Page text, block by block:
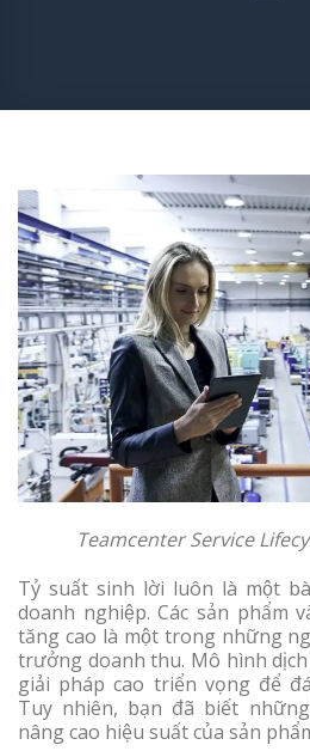
Teamcenter Service
Tỷ suất sinh lời luôn là một
doanh nghiệp. Các sản phẩm
tăng cao là một trong những
trưởng doanh thu. Mô hình
giải pháp cao triển vọng để
Tuy nhiên, bạn đã biết
nâng cao hiệu suất của sản